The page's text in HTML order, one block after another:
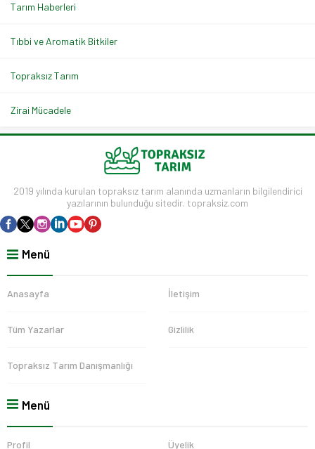
Tarım Haberleri
Tıbbi ve Aromatik Bitkiler
Topraksız Tarım
Zirai Mücadele
2019 yılında kurulan topraksız tarım alanında uzmanların bilgilendirici
yazılarının bulunduğu sitedir. topraksiz.com
Menü
Anasayfa İletişim
Tüm Yazarlar Gizlilik
Topraksız Tarım Danışmanlığı
Menü
Profil Üyelik